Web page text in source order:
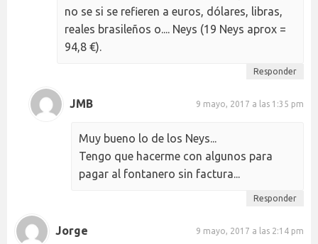
no se si se refieren a euros, dólares, libras,
reales brasileños o.... Neys (19 Neys aprox =
94,8 €).
Responder
JMB 9 mayo, 2017 a las 1:35 pm
Muy bueno lo de los Neys...
Tengo que hacerme con algunos para
pagar al fontanero sin factura...
Responder
Jorge 9 mayo, 2017 a las 2:14 pm